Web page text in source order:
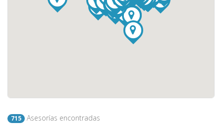
715 Asesorías encontradas